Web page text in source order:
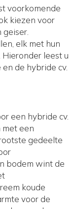
voorkomende
kiezen voor
elk met hun
leest u
de hybride cv.
een hybride cv.
een
gedeelte
bodem wint de
koude
voor de